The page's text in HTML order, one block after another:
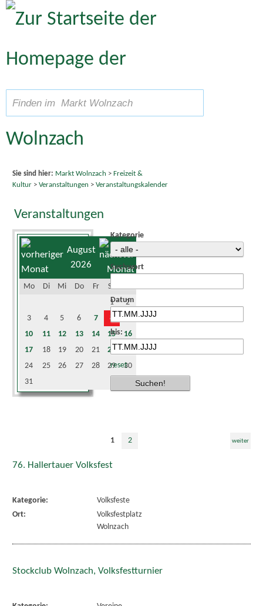
Zum Inhalt
Schriftgröße A A A
Sie sind hier: Markt Wolnzach > Freizeit &
Kultur> Veranstaltungen > Veranstaltungskalender
Veranstaltungen
August
2026
Mo Di Mi Do Fr Sa
1
2
3
4 5 6 7 8
9
10
11 12 13 14 15
16
17
18 19 20 21 22
23
24
25 26 27 28 29
30
31
Kategorie
Suchwort
Datum
bis:
reset
1 2 weiter
76. Hallertauer Volksfest
Kategorie:
Volksfeste
Ort:
Volksfestplatz
Wolnzach
Stockclub Wolnzach, Volksfestturnier